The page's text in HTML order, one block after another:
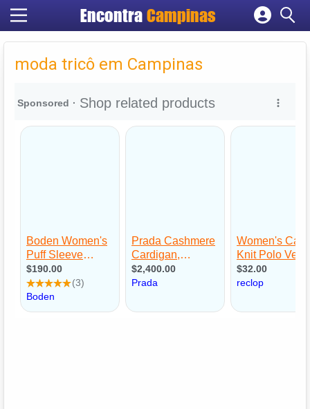
Encontra Campinas
Cadastrar empresa
Criar conta
moda tricô em Campinas